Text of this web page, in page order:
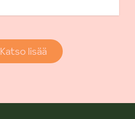
Katso lisää